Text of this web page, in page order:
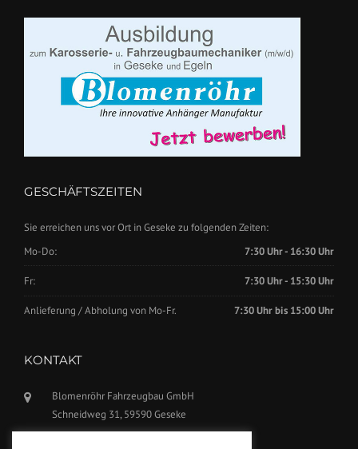
GESCHÄFTSZEITEN
Sie erreichen uns vor Ort in Geseke zu folgenden Zeiten:
Mo-Do:
7:30 Uhr - 16:30 Uhr
Fr: 7:30 Uhr - 15:30 Uhr
Anlieferung / Abholung von Mo-Fr. 7:30 Uhr bis 15:00 Uhr
KONTAKT
Blomenröhr Fahrzeugbau GmbH
Schneidweg 31, 59590 Geseke